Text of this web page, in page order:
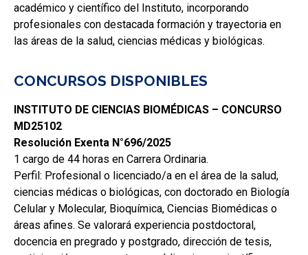
académico y científico del Instituto, incorporando
profesionales con destacada formación y trayectoria en
las áreas de la salud, ciencias médicas y biológicas.
CONCURSOS DISPONIBLES
INSTITUTO DE CIENCIAS BIOMÉDICAS – CONCURSO
MD25102
Resolución Exenta N°696/2025
1 cargo de 44 horas en Carrera Ordinaria.
Perfil: Profesional o licenciado/a en el área de la salud,
ciencias médicas o biológicas, con doctorado en Biología
Celular y Molecular, Bioquímica, Ciencias Biomédicas o
áreas afines. Se valorará experiencia postdoctoral,
docencia en pregrado y postgrado, dirección de tesis,